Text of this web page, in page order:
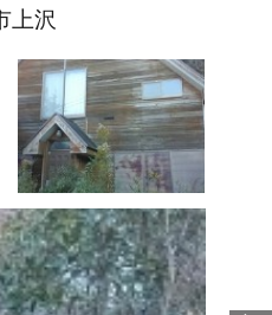
上沢